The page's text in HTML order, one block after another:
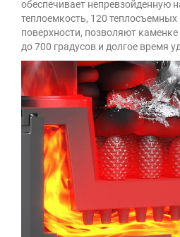
обеспечивает непревзойденную
теплоемкость, 120
поверхности, позволяют
до 700 градусов и долгое время